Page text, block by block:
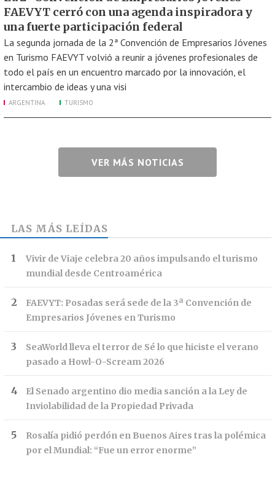
FAEVYT cerró con una agenda inspiradora y
una fuerte participación federal
La segunda jornada de la 2ª Convención de Empresarios Jóvenes
en Turismo FAEVYT volvió a reunir a jóvenes profesionales de
todo el país en un encuentro marcado por la innovación, el
intercambio de ideas y una visi
ARGENTINA TURISMO
VER MÁS NOTICIAS
LAS MÁS LEÍDAS
Vivir de Viaje celebra 20 años impulsando el turismo
mundial desde Centroamérica
FAEVYT: Posadas será sede de la 3ª Convención de
Empresarios Jóvenes en Turismo
SeaWorld lleva el terror de Sé lo que hiciste el verano
pasado a Howl-O-Scream 2026
El Senado argentino dio media sanción a la Ley de
Inviolabilidad de la Propiedad Privada
Rosalía pidió perdón en Buenos Aires tras la polémica
por el Mundial: “Fue un error enorme”